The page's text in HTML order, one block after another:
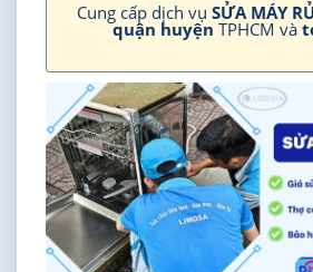
Cung cấp dịch vụ SỬA MÁY
quận huyện TPHCM và